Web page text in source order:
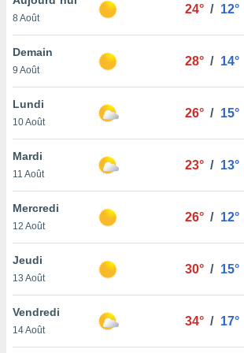
et
»,
au
vous
qu'ils
ou
le
ainsi
un
la
du
8 Août
24° / 12°
Demain
9 Août
28° / 14°
Lundi
10 Août
26° / 15°
Mardi
11 Août
23° / 13°
Mercredi
12 Août
26° / 12°
Jeudi
13 Août
30° / 15°
Vendredi
14 Août
34° / 17°